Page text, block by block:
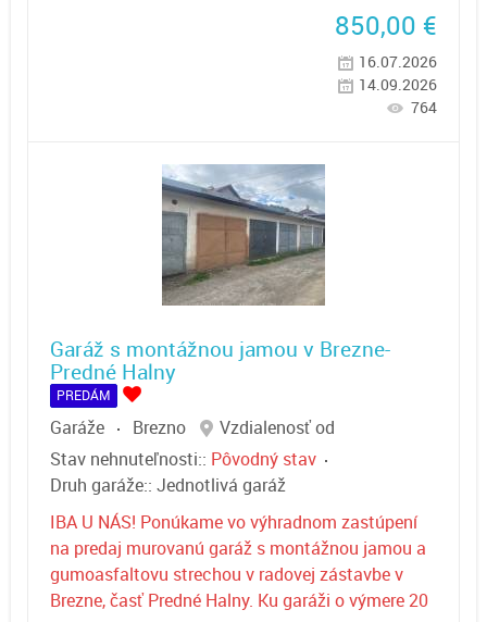
850,00 €
16.07.2026
14.09.2026
764
Garáž s montážnou jamou v Brezne-
Predné Halny
PREDÁM
Garáže Brezno
Vzdialenosť od
Stav nehnuteľnosti:: Pôvodný stav
Druh garáže:: Jednotlivá garáž
IBA U NÁS! Ponúkame vo výhradnom zastúpení
na predaj murovanú garáž s montážnou jamou a
gumoasfaltovu strechou v radovej zástavbe v
Brezne, časť Predné Halny. Ku garáži o výmere 20